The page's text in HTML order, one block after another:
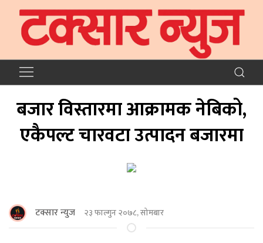
बजार विस्तारमा आक्रामक नेबिको,
एकैपल्ट चारवटा उत्पादन बजारमा
टक्सार न्युज २३ फाल्गुन २०७८, सोमबार